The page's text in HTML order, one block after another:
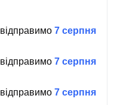
відправимо 7 серпня
відправимо 7 серпня
відправимо 7 серпня